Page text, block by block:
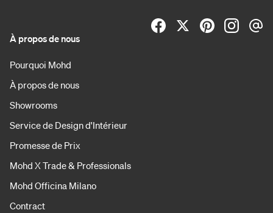
À propos de nous
Pourquoi Mohd
À propos de nous
Showrooms
Service de Design d'Intérieur
Promesse de Prix
Mohd X Trade & Professionals
Mohd Officina Milano
Contract